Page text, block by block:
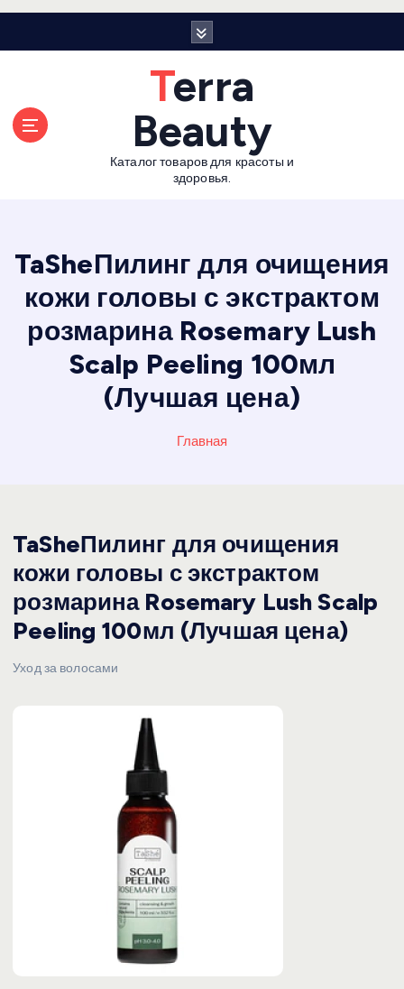
Terra
Beauty
Каталог товаров для красоты и
здоровья.
TaSheПилинг для очищения
кожи головы с экстрактом
розмарина Rosemary Lush
Scalp Peeling 100мл
(Лучшая цена)
Главная
TaSheПилинг для очищения
кожи головы с экстрактом
розмарина Rosemary Lush Scalp
Peeling 100мл (Лучшая цена)
Уход за волосами